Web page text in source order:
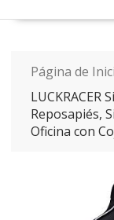
Página de
LUCKRACER
Reposapiés,
Oficina con